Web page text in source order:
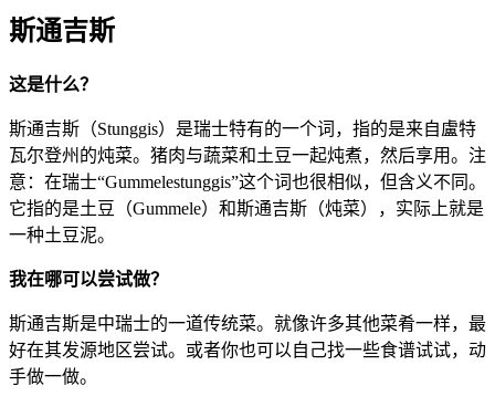
斯通吉斯
这是什么？
斯通吉斯（Stunggis）是瑞士特有的一个词，指的是来自盧特
瓦尔登州的炖菜。猪肉与蔬菜和土豆一起炖煮，然后享用。注
意：在瑞士“Gummelestunggis”这个词也很相似，但含义不同。
它指的是土豆（Gummele）和斯通吉斯（炖菜），实际上就是
一种土豆泥。
我在哪可以尝试做？
斯通吉斯是中瑞士的一道传统菜。就像许多其他菜肴一样，最
好在其发源地区尝试。或者你也可以自己找一些食谱试试，动
手做一做。